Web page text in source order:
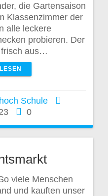
die Gartensaison
Klassenzimmer der
alle leckere
probieren. Der
frisch aus…
Schule
0
viele Menschen
und kauften unser